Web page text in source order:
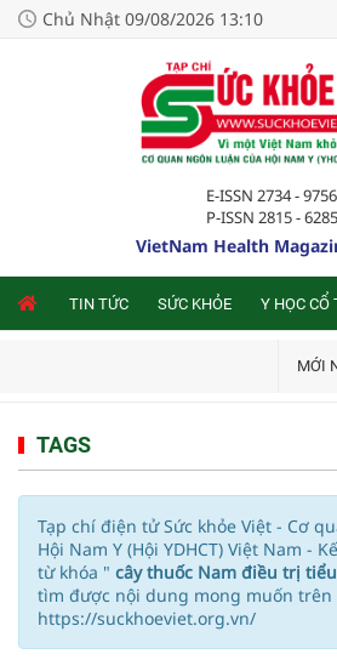
Chủ Nhật 09/08/2026 13:10
E-ISSN 2734 - 9756
P-ISSN 2815 - 6285
VietNam Health
TIN TỨC SỨC KHỎE Y HỌC CỔ
MỚI
TAGS
Tạp chí điện tử Sức khỏe Việt - Cơ
Hội Nam Y (Hội YDHCT) Việt Nam -
từ khóa " cây thuốc Nam điều trị
tìm được nội dung mong muốn trên
https://suckhoeviet.org.vn/